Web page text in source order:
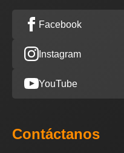
Facebook
Instagram
YouTube
Contáctanos